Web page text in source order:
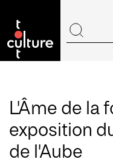
L'Âme de la
exposition
de l'Aube